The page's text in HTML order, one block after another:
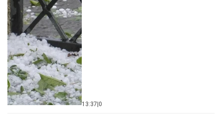
13:37 0